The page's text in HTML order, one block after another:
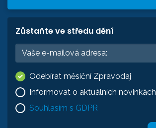
Zůstaňte ve středu dění
Odebírat měsíční Zpravodaj
Informovat o aktuálních novinkách
Souhlasím s GDPR